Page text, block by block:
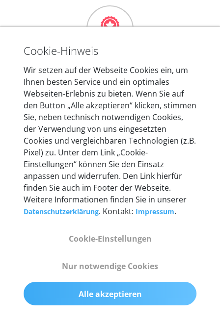
Mehr als 10 Jahre Erfahrung
In den Kfz-Diagnosegeräten von autoaid stecken
mehr als 10 Jahre Erfahrung, und auch in Zukunft
entwickeln wir unsere Produkte am Standort in
Berlin laufend weiter. Auf diese Qualität vertrauen
heute mehr als 60.000 Privatkunden und
Unternehmen.
Technische Details &
Gewicht
Cookie-Hinweis
Wir setzen auf der Webseite Cookies ein, um
Ihnen besten Service und ein optimales
Webseiten-Erlebnis zu bieten. Wenn Sie auf
den Button „Alle akzeptieren“ klicken, stimmen
Sie, neben technisch notwendigen Cookies,
der Verwendung von uns eingesetzten
Cookies und vergleichbaren Technologien (z.B.
Pixel) zu. Unter dem Link „Cookie-
Einstellungen“ können Sie den Einsatz
anpassen und widerrufen. Den Link hierfür
finden Sie auch im Footer der Webseite.
Weitere Informationen finden Sie in unserer
Datenschutzerklärung. Kontakt: Impressum.
Cookie-Einstellungen
Nur notwendige Cookies
Alle akzeptieren